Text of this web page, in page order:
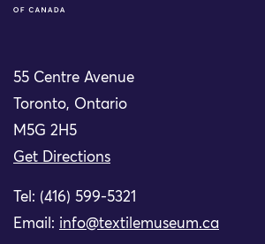
55 Centre Avenue
Toronto, Ontario
M5G 2H5
Get Directions
Tel: (416) 599-5321
Email: info@textilemuseum.ca